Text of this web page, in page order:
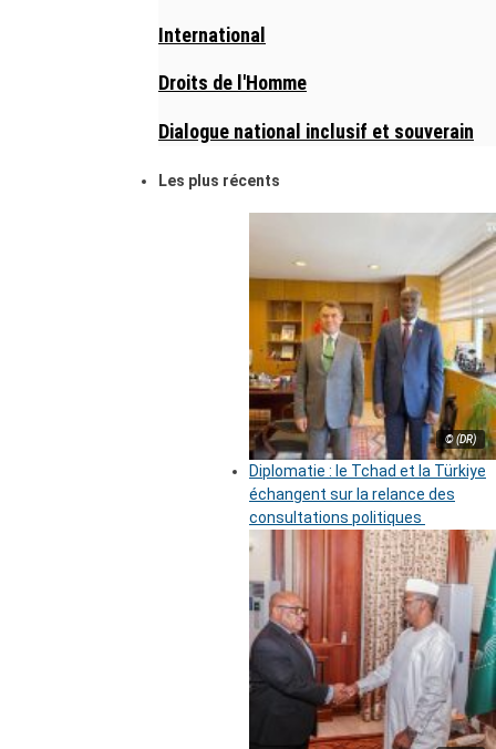
International
Droits de l'Homme
Dialogue national inclusif et souverain
Les plus récents
© (DR)
Diplomatie : le Tchad et la Türkiye
échangent sur la relance des
consultations politiques